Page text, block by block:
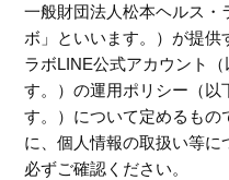
一般財団法人松本ヘルス・
ボ」といいます。）が提供
ラボLINE公式アカウント
す。）の運用ポリシー（以
す。）について定めるも
に、個人情報の取扱い等に
必ずご確認ください。